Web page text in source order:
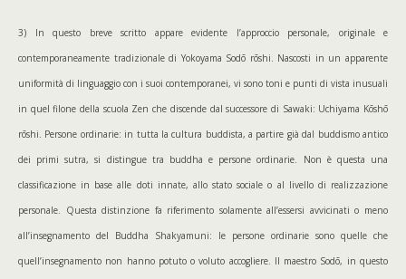
3) In questo breve scritto appare evidente l’approccio personale, originale e
contemporaneamente tradizionale di Yokoyama Sodō rōshi. Nascosti in un apparente
uniformità di linguaggio con i suoi contemporanei, vi sono toni e punti di vista inusuali
in quel filone della scuola Zen che discende dal successore di Sawaki: Uchiyama Kōshō
rōshi. Persone ordinarie: in tutta la cultura buddista, a partire già dal buddismo antico
dei primi sutra, si distingue tra buddha e persone ordinarie. Non è questa una
classificazione in base alle doti innate, allo stato sociale o al livello di realizzazione
personale. Questa distinzione fa riferimento solamente all’essersi avvicinati o meno
all’insegnamento del Buddha Shakyamuni: le persone ordinarie sono quelle che
quell’insegnamento non hanno potuto o voluto accogliere. Il maestro Sodō, in questo